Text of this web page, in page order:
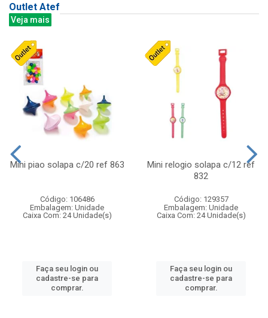
Outlet Atef
Veja mais
Mini piao solapa c/20 ref 863
Código: 106486
Embalagem: Unidade
Caixa Com: 24 Unidade(s)
Faça seu login ou
cadastre-se para
comprar.
Mini relogio solapa c/12 ref
832
Código: 129357
Embalagem: Unidade
Caixa Com: 24 Unidade(s)
Faça seu login ou
cadastre-se para
comprar.